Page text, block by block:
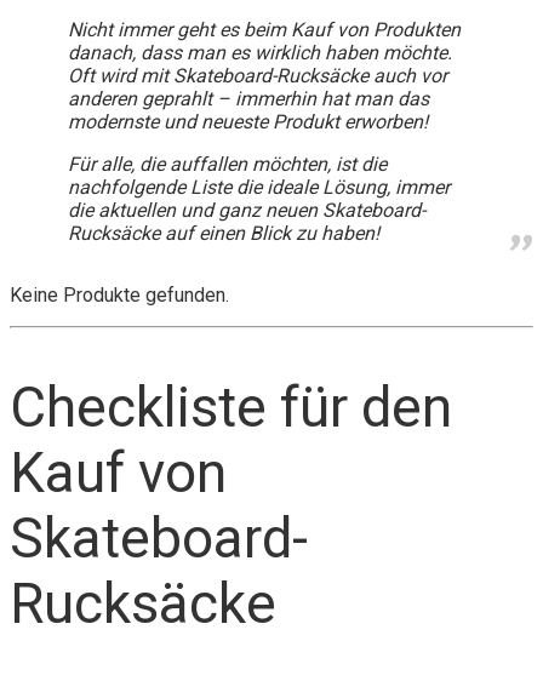
Nicht immer geht es beim Kauf von Produkten
danach, dass man es wirklich haben möchte.
Oft wird mit Skateboard-Rucksäcke auch vor
anderen geprahlt – immerhin hat man das
modernste und neueste Produkt erworben!
Für alle, die auffallen möchten, ist die
nachfolgende Liste die ideale Lösung, immer
die aktuellen und ganz neuen Skateboard-
Rucksäcke auf einen Blick zu haben!
Keine Produkte gefunden.
Checkliste für den
Kauf von
Skateboard-
Rucksäcke